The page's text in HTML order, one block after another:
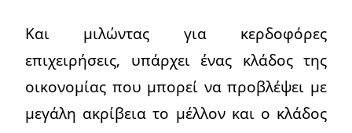
Και μιλώντας για κερδοφόρες
επιχειρήσεις, υπάρχει ένας κλάδος της
οικονομίας που μπορεί να προβλέψει με
μεγάλη ακρίβεια το μέλλον και ο κλάδος